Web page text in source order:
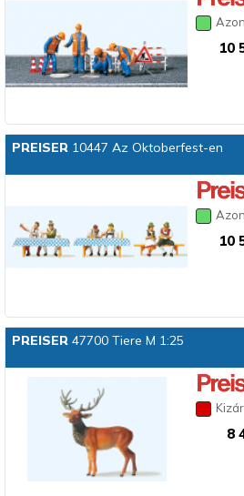
10
PREISER10447 Az Oktoberfest-en
10
PREISER47700 Tiere M 1:25
8